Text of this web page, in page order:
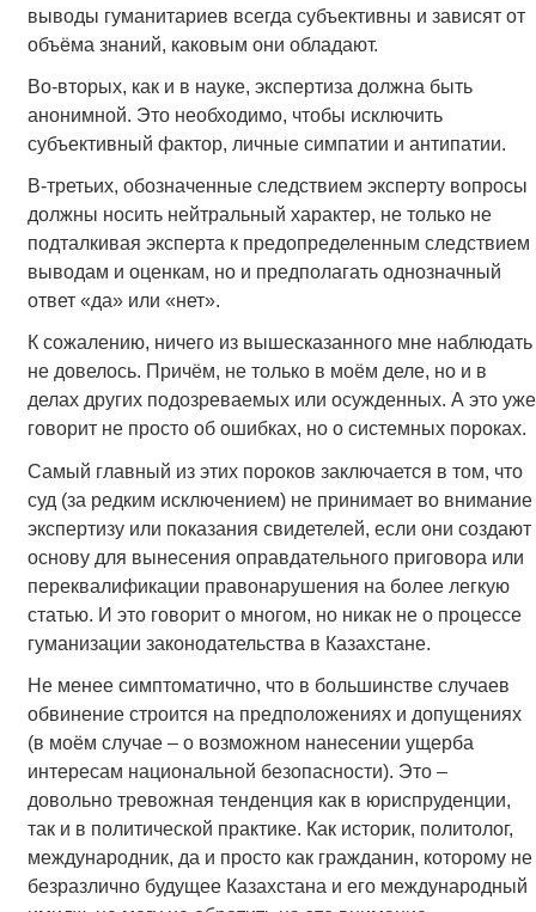
выводы гуманитариев всегда субъективны и зависят от
объёма знаний, каковым они обладают.
Во-вторых, как и в науке, экспертиза должна быть
анонимной. Это необходимо, чтобы исключить
субъективный фактор, личные симпатии и антипатии.
В-третьих, обозначенные следствием эксперту вопросы
должны носить нейтральный характер, не только не
подталкивая эксперта к предопределенным следствием
выводам и оценкам, но и предполагать однозначный
ответ «да» или «нет».
К сожалению, ничего из вышесказанного мне наблюдать
не довелось. Причём, не только в моём деле, но и в
делах других подозреваемых или осужденных. А это уже
говорит не просто об ошибках, но о системных пороках.
Самый главный из этих пороков заключается в том, что
суд (за редким исключением) не принимает во внимание
экспертизу или показания свидетелей, если они создают
основу для вынесения оправдательного приговора или
переквалификации правонарушения на более легкую
статью. И это говорит о многом, но никак не о процессе
гуманизации законодательства в Казахстане.
Не менее симптоматично, что в большинстве случаев
обвинение строится на предположениях и допущениях
(в моём случае – о возможном нанесении ущерба
интересам национальной безопасности). Это –
довольно тревожная тенденция как в юриспруденции,
так и в политической практике. Как историк, политолог,
международник, да и просто как гражданин, которому не
безразлично будущее Казахстана и его международный